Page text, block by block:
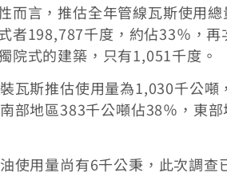
而言，推估全年管線瓦斯使用
者198,787千度，約佔33％，
院式的建築，只有1,051千度。
瓦斯推估使用量為1,030千公
部地區383千公噸佔38％，東
使用量尚有6千公秉，此次調查